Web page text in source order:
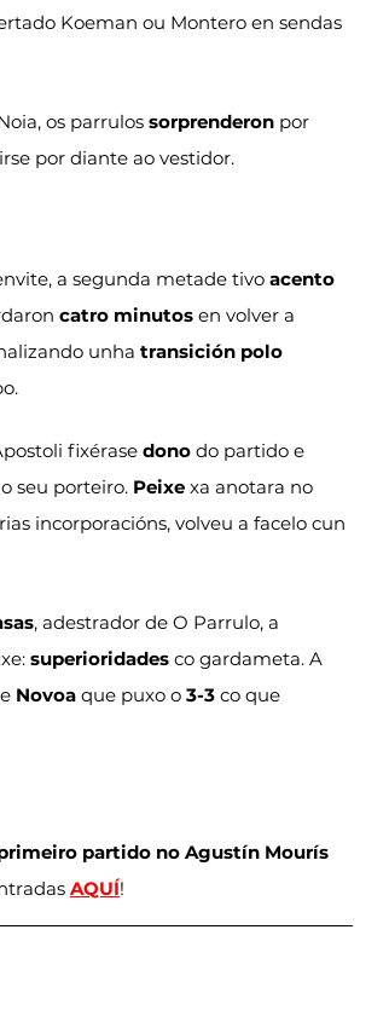
Koeman ou Montero en sendas
os parrulos sorprenderon por
por diante ao vestidor.
a segunda metade tivo acento
catro minutos en volver a
unha transición polo
fixérase dono do partido e
seu porteiro. Peixe xa anotara no
incorporacións, volveu a facelo cun
, adestrador de O Parrulo, a
superioridades co gardameta. A
Novoa que puxo o 3-3 co que
partido no Agustín Mourís
AQUÍ!